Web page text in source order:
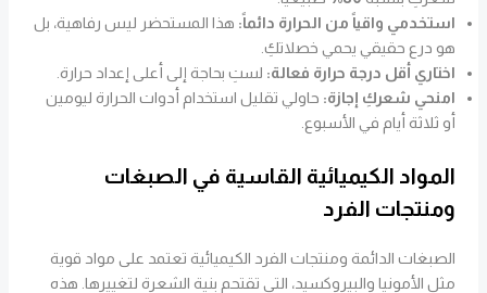
استخدمي واقياً من الحرارة دائماً: هذا المستحضر ليس رفاهية، بل
هو درع حقيقي يحمي خصلاتكِ.
اختاري أقل درجة حرارة فعالة: لستِ بحاجة إلى أعلى إعداد حرارة.
امنحي شعركِ إجازة: حاولي تقليل استخدام أدوات الحرارة ليومين
أو ثلاثة أيام في الأسبوع.
المواد الكيميائية القاسية في الصبغات
ومنتجات الفرد
الصبغات الدائمة ومنتجات الفرد الكيميائية تعتمد على مواد قوية
مثل الأمونيا والبيروكسيد، التي تقتحم بنية الشعرة لتغييرها. هذه